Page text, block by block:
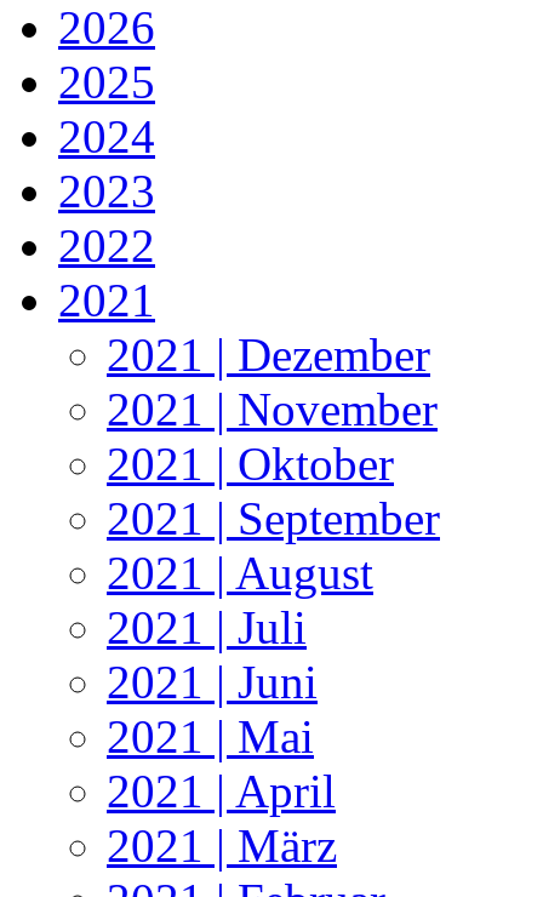
2026
2025
2024
2023
2022
2021
2021 | Dezember
2021 | November
2021 | Oktober
2021 | September
2021 | August
2021 | Juli
2021 | Juni
2021 | Mai
2021 | April
2021 | März